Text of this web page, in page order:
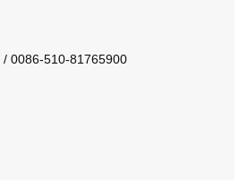
/ 0086-510-81765900